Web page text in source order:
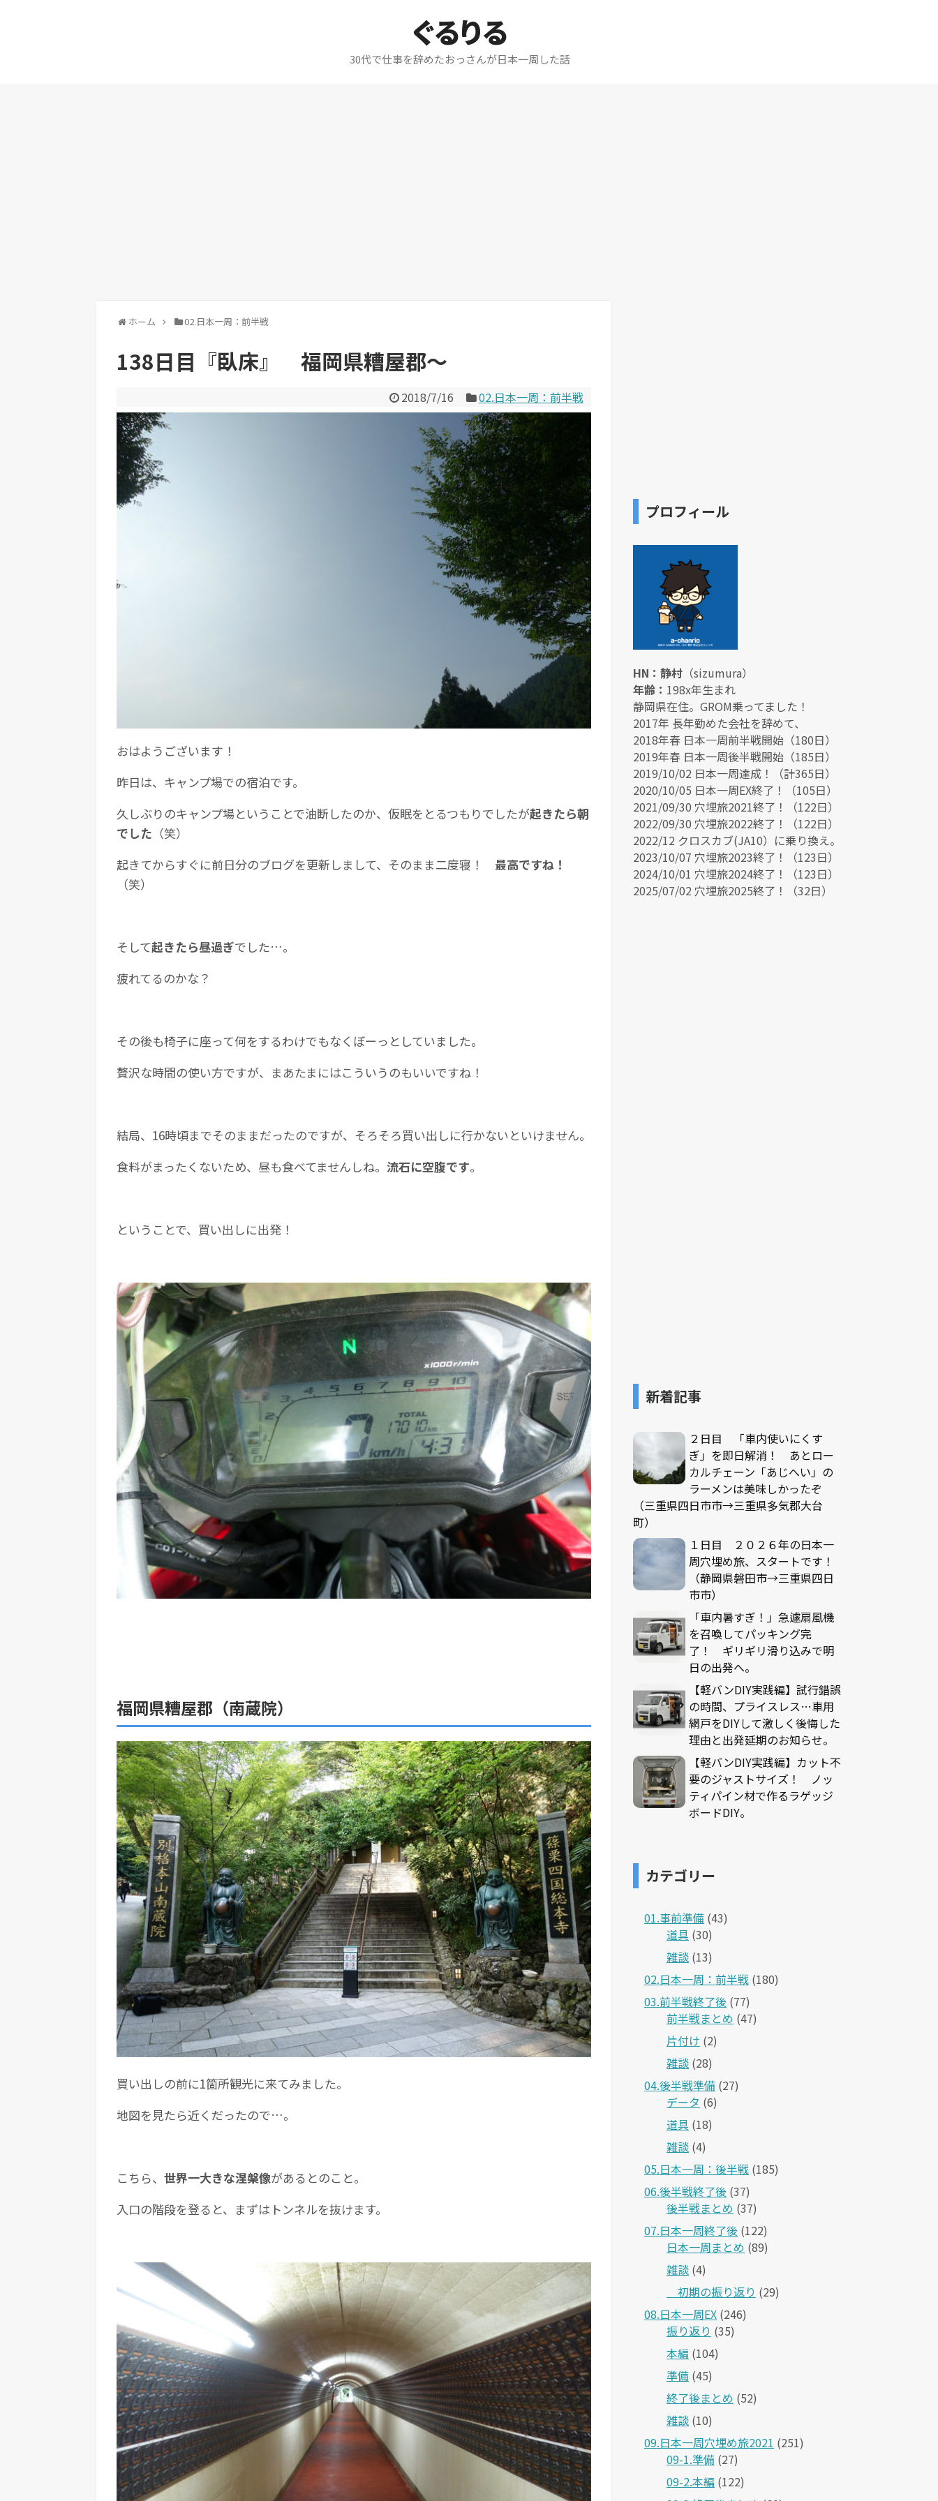
ぐるりる
30代で仕事を辞めたおっさんが日本一周した話
ホーム 02.日本一周：前半戦
138日目『臥床』 福岡県糟屋郡～
2018/7/16 02.日本一周：前半戦
おはようございます！
昨日は、キャンプ場での宿泊です。
久しぶりのキャンプ場ということで油断したのか、仮眠をとるつもりでしたが起きたら朝
でした （笑）
起きてからすぐに前日分のブログを更新しまして、そのまま二度寝！ 最高ですね！
（笑）
そして起きたら昼過ぎでした…。
疲れてるのかな？
その後も椅子に座って何をするわけでもなくぼーっとしていました。
贅沢な時間の使い方ですが、まあたまにはこういうのもいいですね！
結局、16時頃までそのままだったのですが、そろそろ買い出しに行かないといけません。
食料がまったくないため、昼も食べてませんしね。 流石に空腹です。
ということで、買い出しに出発！
福岡県糟屋郡（南蔵院）
買い出しの前に1箇所観光に来てみました。
地図を見たら近くだったので…。
こちら、 世界一大きな涅槃像があるとのこと。
入口の階段を登ると、まずはトンネルを抜けます。
プロフィール
HN：静村 （sizumura）
年齢： 198x年生まれ
静岡県在住。GROM乗ってました！
2017年 長年勤めた会社を辞めて、
2018年春 日本一周前半戦開始（180日）
2019年春 日本一周後半戦開始（185日）
2019/10/02 日本一周達成！（計365日）
2020/10/05 日本一周EX終了！（105日）
2021/09/30 穴埋旅2021終了！（122日）
2022/09/30 穴埋旅2022終了！（122日）
2022/12 クロスカブ(JA10）に乗り換え。
2023/10/07 穴埋旅2023終了！（123日）
2024/10/01 穴埋旅2024終了！（123日）
2025/07/02 穴埋旅2025終了！（32日）
新着記事
２日目 「車内使いにくす
ぎ」を即日解消！ あとロー
カルチェーン「あじへい」の
ラーメンは美味しかったぞ
（三重県四日市市→三重県多気郡大台
町）
１日目 ２０２６年の日本一
周穴埋め旅、スタートです！
（静岡県磐田市→三重県四日
市市）
「車内暑すぎ！」急遽扇風機
を召喚してパッキング完
了！ ギリギリ滑り込みで明
日の出発へ。
【軽バンDIY実践編】試行錯誤
の時間、プライスレス…車用
網戸をDIYして激しく後悔した
理由と出発延期のお知らせ。
【軽バンDIY実践編】カット不
要のジャストサイズ！ ノッ
ティパイン材で作るラゲッジ
ボードDIY。
カテゴリー
01.事前準備 (43)
道具 (30)
雑談 (13)
02.日本一周：前半戦 (180)
03.前半戦終了後 (77)
前半戦まとめ (47)
片付け (2)
雑談 (28)
04.後半戦準備 (27)
データ (6)
道具 (18)
雑談 (4)
05.日本一周：後半戦 (185)
06.後半戦終了後 (37)
後半戦まとめ (37)
07.日本一周終了後 (122)
日本一周まとめ (89)
雑談 (4)
＿初期の振り返り (29)
08.日本一周EX (246)
振り返り (35)
本編 (104)
準備 (45)
終了後まとめ (52)
雑談 (10)
09.日本一周穴埋め旅2021 (251)
09-1.準備 (27)
09-2.本編 (122)